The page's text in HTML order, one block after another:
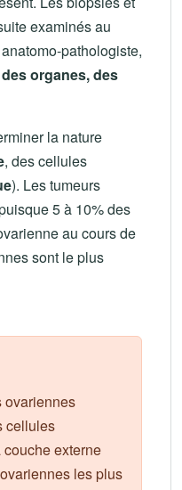
examinés au
pathologiste,
organes, des
la nature
, des cellules
). Les tumeurs
5 à 10% des
au cours de
sont le plus
ovariennes
cellules
externe
les plus